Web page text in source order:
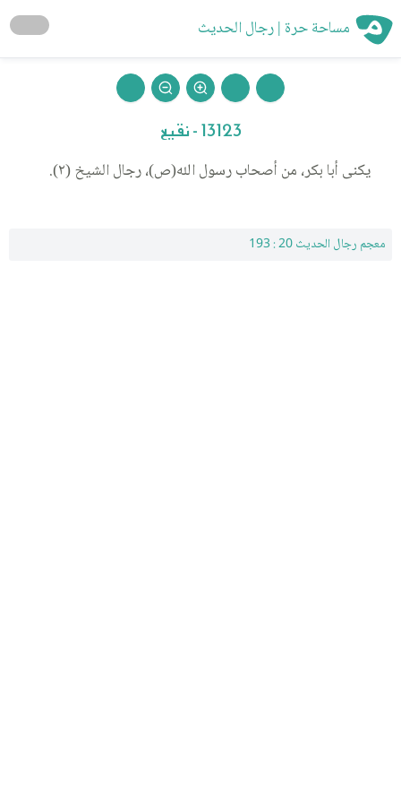
مساحة حرة | رجال الحديث
13123 - نقيع
يكنى أبا بكر، من أصحاب رسول الله(ص)، رجال الشيخ (٢).
معجم رجال الحديث 20 : 193